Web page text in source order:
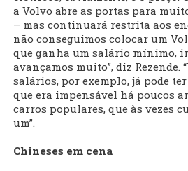
a Volvo abre as portas para
– mas continuará restrita aos
não conseguimos colocar um
que ganha um salário mínimo,
avançamos muito”, diz Rezende.
salários, por exemplo, já pode
que era impensável há poucos
carros populares, que às vezes
um”.
Chineses em cena